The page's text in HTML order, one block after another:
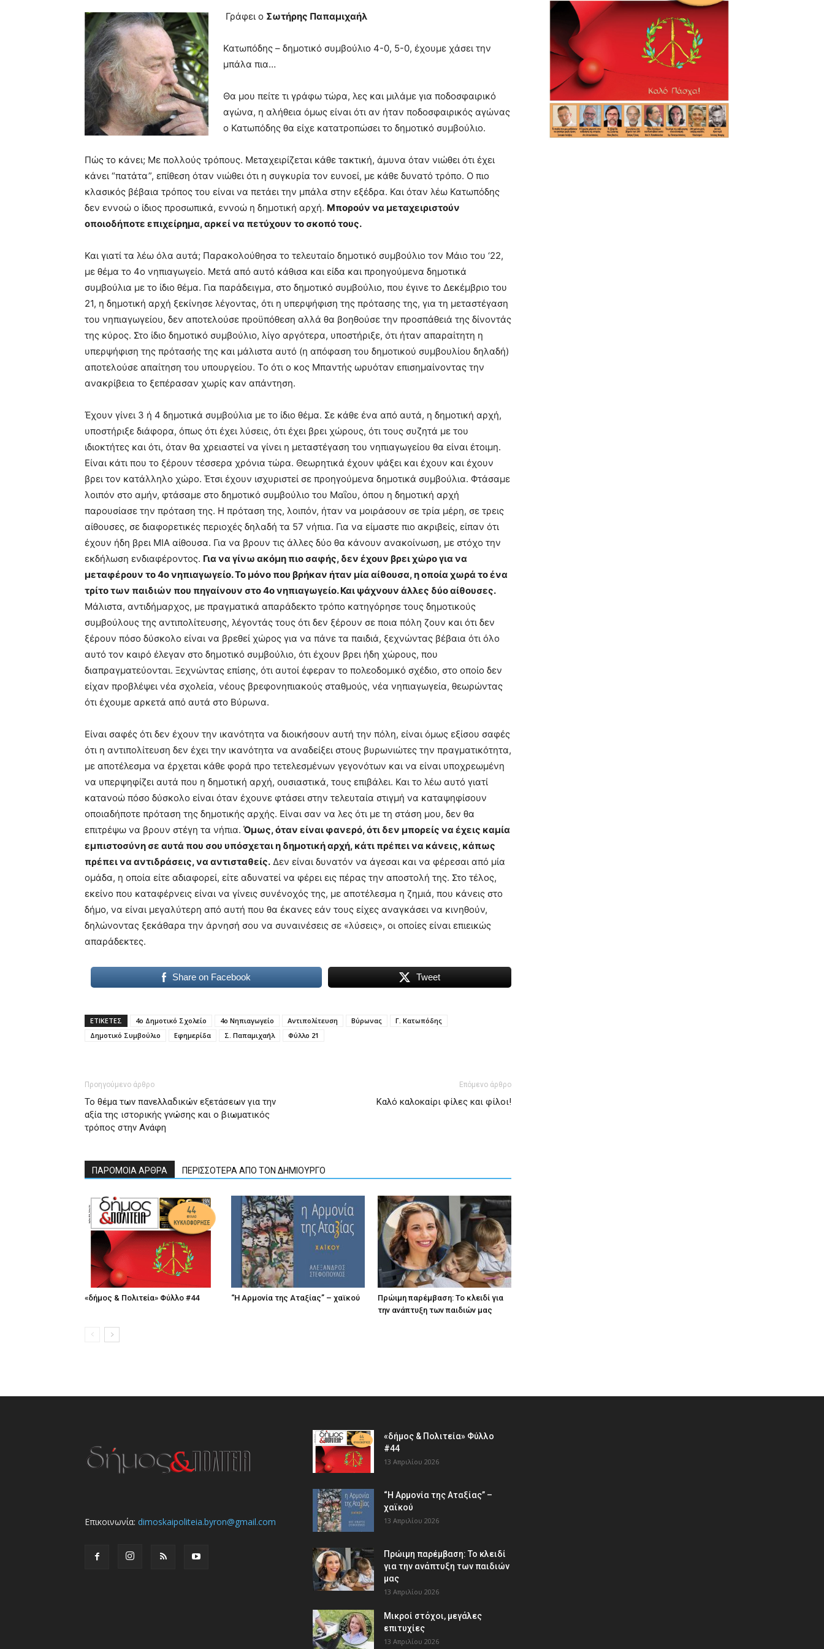
blonde
lesbians
very
hot
cam
show.desi
xxx
brandi
lyons
teaches
the
meaning
of
pain.
pornhun
porn
Γράφει ο Σωτήρης Παπαμιχαήλ
Κατωπόδης – δημοτικό συμβούλιο 4-0, 5-0, έχουμε χάσει την
μπάλα πια…
Θα μου πείτε τι γράφω τώρα, λες και μιλάμε για ποδοσφαιρικό
αγώνα, η αλήθεια όμως είναι ότι αν ήταν ποδοσφαιρικός αγώνας
ο Κατωπόδης θα είχε κατατροπώσει το δημοτικό συμβούλιο.
Πώς το κάνει; Με πολλούς τρόπους. Μεταχειρίζεται κάθε τακτική, άμυνα όταν νιώθει ότι έχει
κάνει “πατάτα”, επίθεση όταν νιώθει ότι η συγκυρία τον ευνοεί, με κάθε δυνατό τρόπο. Ο πιο
κλασικός βέβαια τρόπος του είναι να πετάει την μπάλα στην εξέδρα. Και όταν λέω Κατωπόδης
δεν εννοώ ο ίδιος προσωπικά, εννοώ η δημοτική αρχή. Μπορούν να μεταχειριστούν
οποιοδήποτε επιχείρημα, αρκεί να πετύχουν το σκοπό τους.
Και γιατί τα λέω όλα αυτά; Παρακολούθησα το τελευταίο δημοτικό συμβούλιο τον Μάιο του ‘22,
με θέμα το 4ο νηπιαγωγείο. Μετά από αυτό κάθισα και είδα και προηγούμενα δημοτικά
συμβούλια με το ίδιο θέμα. Για παράδειγμα, στο δημοτικό συμβούλιο, που έγινε το Δεκέμβριο του
21, η δημοτική αρχή ξεκίνησε λέγοντας, ότι η υπερψήφιση της πρότασης της, για τη μεταστέγαση
του νηπιαγωγείου, δεν αποτελούσε προϋπόθεση αλλά θα βοηθούσε την προσπάθειά της δίνοντάς
της κύρος. Στο ίδιο δημοτικό συμβούλιο, λίγο αργότερα, υποστήριξε, ότι ήταν απαραίτητη η
υπερψήφιση της πρότασής της και μάλιστα αυτό (η απόφαση του δημοτικού συμβουλίου δηλαδή)
αποτελούσε απαίτηση του υπουργείου. Το ότι ο κος Μπαντής ωρυόταν επισημαίνοντας την
ανακρίβεια το ξεπέρασαν χωρίς καν απάντηση.
Έχουν γίνει 3 ή 4 δημοτικά συμβούλια με το ίδιο θέμα. Σε κάθε ένα από αυτά, η δημοτική αρχή,
υποστήριξε διάφορα, όπως ότι έχει λύσεις, ότι έχει βρει χώρους, ότι τους συζητά με του
ιδιοκτήτες και ότι, όταν θα χρειαστεί να γίνει η μεταστέγαση του νηπιαγωγείου θα είναι έτοιμη.
Είναι κάτι που το ξέρουν τέσσερα χρόνια τώρα. Θεωρητικά έχουν ψάξει και έχουν και έχουν
βρει τον κατάλληλο χώρο. Έτσι έχουν ισχυριστεί σε προηγούμενα δημοτικά συμβούλια. Φτάσαμε
λοιπόν στο αμήν, φτάσαμε στο δημοτικό συμβούλιο του Μαΐου, όπου η δημοτική αρχή
παρουσίασε την πρόταση της. Η πρόταση της, λοιπόν, ήταν να μοιράσουν σε τρία μέρη, σε τρεις
αίθουσες, σε διαφορετικές περιοχές δηλαδή τα 57 νήπια. Για να είμαστε πιο ακριβείς, είπαν ότι
έχουν ήδη βρει ΜΙΑ αίθουσα. Για να βρουν τις άλλες δύο θα κάνουν ανακοίνωση, με στόχο την
εκδήλωση ενδιαφέροντος. Για να γίνω ακόμη πιο σαφής, δεν έχουν βρει χώρο για να
μεταφέρουν το 4ο νηπιαγωγείο. Το μόνο που βρήκαν ήταν μία αίθουσα, η οποία χωρά το ένα
τρίτο των παιδιών που πηγαίνουν στο 4ο νηπιαγωγείο. Και ψάχνουν άλλες δύο αίθουσες.
Μάλιστα, αντιδήμαρχος, με πραγματικά απαράδεκτο τρόπο κατηγόρησε τους δημοτικούς
συμβούλους της αντιπολίτευσης, λέγοντάς τους ότι δεν ξέρουν σε ποια πόλη ζουν και ότι δεν
ξέρουν πόσο δύσκολο είναι να βρεθεί χώρος για να πάνε τα παιδιά, ξεχνώντας βέβαια ότι όλο
αυτό τον καιρό έλεγαν στο δημοτικό συμβούλιο, ότι έχουν βρει ήδη χώρους, που
διαπραγματεύονται. Ξεχνώντας επίσης, ότι αυτοί έφεραν το πολεοδομικό σχέδιο, στο οποίο δεν
είχαν προβλέψει νέα σχολεία, νέους βρεφονηπιακούς σταθμούς, νέα νηπιαγωγεία, θεωρώντας
ότι έχουμε αρκετά από αυτά στο Βύρωνα.
Είναι σαφές ότι δεν έχουν την ικανότητα να διοικήσουν αυτή την πόλη, είναι όμως εξίσου σαφές
ότι η αντιπολίτευση δεν έχει την ικανότητα να αναδείξει στους βυρωνιώτες την πραγματικότητα,
με αποτέλεσμα να έρχεται κάθε φορά προ τετελεσμένων γεγονότων και να είναι υποχρεωμένη
να υπερψηφίζει αυτά που η δημοτική αρχή, ουσιαστικά, τους επιβάλει. Και το λέω αυτό γιατί
κατανοώ πόσο δύσκολο είναι όταν έχουνε φτάσει στην τελευταία στιγμή να καταψηφίσουν
οποιαδήποτε πρόταση της δημοτικής αρχής. Είναι σαν να λες ότι με τη στάση μου, δεν θα
επιτρέψω να βρουν στέγη τα νήπια. Όμως, όταν είναι φανερό, ότι δεν μπορείς να έχεις καμία
εμπιστοσύνη σε αυτά που σου υπόσχεται η δημοτική αρχή, κάτι πρέπει να κάνεις, κάπως
πρέπει να αντιδράσεις, να αντισταθείς. Δεν είναι δυνατόν να άγεσαι και να φέρεσαι από μία
ομάδα, η οποία είτε αδιαφορεί, είτε αδυνατεί να φέρει εις πέρας την αποστολή της. Στο τέλος,
εκείνο που καταφέρνεις είναι να γίνεις συνένοχός της, με αποτέλεσμα η ζημιά, που κάνεις στο
δήμο, να είναι μεγαλύτερη από αυτή που θα έκανες εάν τους είχες αναγκάσει να κινηθούν,
δηλώνοντας ξεκάθαρα την άρνησή σου να συναινέσεις σε «λύσεις», οι οποίες είναι επιεικώς
απαράδεκτες.
Share on Facebook Tweet
ΕΤΙΚΕΤΕΣ 4ο Δημοτικό Σχολείο 4ο Νηπιαγωγείο Αντιπολίτευση Βύρωνας
Γ. Κατωπόδης
Δημοτικό Συμβούλιο
Εφημερίδα Σ. Παπαμιχαήλ Φύλλο 21
Προηγούμενο άρθρο
Το θέμα των πανελλαδικών εξετάσεων για την
αξία της ιστορικής γνώσης και ο βιωματικός
τρόπος στην Ανάφη
Επόμενο άρθρο
Καλό καλοκαίρι φίλες και φίλοι!
ΠΑΡΟΜΟΙΑ ΑΡΘΡΑ ΠΕΡΙΣΣΟΤΕΡΑ ΑΠΟ ΤΟΝ ΔΗΜΙΟΥΡΓΟ
«δήμος & Πολιτεία» Φύλλο #44 “Η Αρμονία της Αταξίας” – χαϊκού
Πρώιμη παρέμβαση: Το κλειδί για
την ανάπτυξη των παιδιών µας
Επικοινωνία: dimoskaipoliteia.byron@gmail.com
«δήμος & Πολιτεία» Φύλλο
#44
13 Απριλίου 2026
“Η Αρμονία της Αταξίας” –
χαϊκού
13 Απριλίου 2026
Πρώιμη παρέμβαση: Το κλειδί
για την ανάπτυξη των παιδιών
µας
13 Απριλίου 2026
Μικροί στόχοι, μεγάλες
επιτυχίες
13 Απριλίου 2026